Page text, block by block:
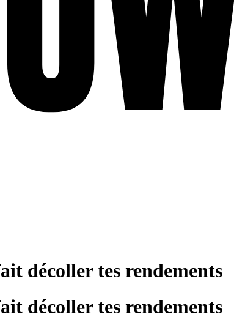
décoller tes rendements
décoller tes rendements